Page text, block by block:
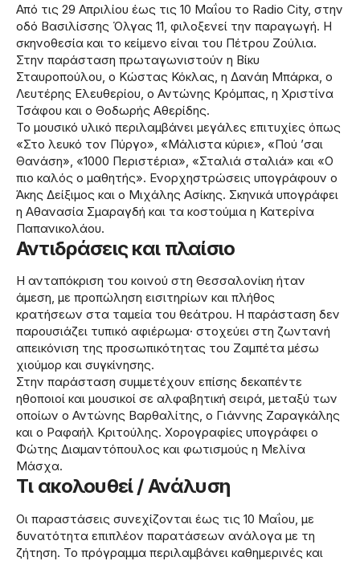
Από τις 29 Απριλίου έως τις 10 Μαΐου το Radio City, στην
οδό Βασιλίσσης Όλγας 11, φιλοξενεί την παραγωγή. Η
σκηνοθεσία και το κείμενο είναι του Πέτρου Ζούλια.
Στην παράσταση πρωταγωνιστούν η Βίκυ
Σταυροπούλου, ο Κώστας Κόκλας, η Δανάη Μπάρκα, ο
Λευτέρης Ελευθερίου, ο Αντώνης Κρόμπας, η Χριστίνα
Τσάφου και ο Θοδωρής Αθερίδης.
Το μουσικό υλικό περιλαμβάνει μεγάλες επιτυχίες όπως
«Στο λευκό τον Πύργο», «Μάλιστα κύριε», «Πού ’σαι
Θανάση», «1000 Περιστέρια», «Σταλιά σταλιά» και «Ο
πιο καλός ο μαθητής». Ενορχηστρώσεις υπογράφουν ο
Άκης Δείξιμος και ο Μιχάλης Ασίκης. Σκηνικά υπογράφει
η Αθανασία Σμαραγδή και τα κοστούμια η Κατερίνα
Παπανικολάου.
Αντιδράσεις και πλαίσιο
Η ανταπόκριση του κοινού στη Θεσσαλονίκη ήταν
άμεση, με προπώληση εισιτηρίων και πλήθος
κρατήσεων στα ταμεία του θεάτρου. Η παράσταση δεν
παρουσιάζει τυπικό αφιέρωμα· στοχεύει στη ζωντανή
απεικόνιση της προσωπικότητας του Ζαμπέτα μέσω
χιούμορ και συγκίνησης.
Στην παράσταση συμμετέχουν επίσης δεκαπέντε
ηθοποιοί και μουσικοί σε αλφαβητική σειρά, μεταξύ των
οποίων ο Αντώνης Βαρθαλίτης, ο Γιάννης Ζαραγκάλης
και ο Ραφαήλ Κριτούλης. Χορογραφίες υπογράφει ο
Φώτης Διαμαντόπουλος και φωτισμούς η Μελίνα
Μάσχα.
Τι ακολουθεί / Ανάλυση
Οι παραστάσεις συνεχίζονται έως τις 10 Μαΐου, με
δυνατότητα επιπλέον παρατάσεων ανάλογα με τη
ζήτηση. Το πρόγραμμα περιλαμβάνει καθημερινές και